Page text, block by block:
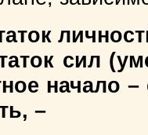
сил
начало
–